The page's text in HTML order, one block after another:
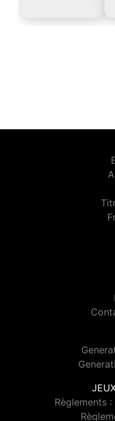
Règlements